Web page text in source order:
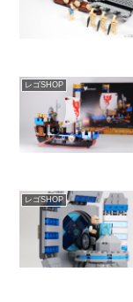
レゴSHOP
レゴSHOP